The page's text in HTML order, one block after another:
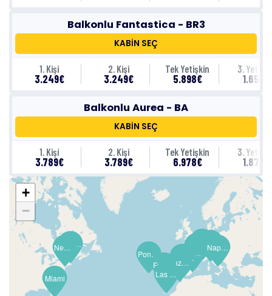
Balkonlu Fantastica - BR3
KABİN SEÇ
1. Kişi
3.249€
2. Kişi
3.249€
Tek Yetişkin
5.898€
3.
1.659€
Balkonlu Aurea - BA
KABİN SEÇ
1. Kişi
3.789€
2. Kişi
3.789€
Tek Yetişkin
6.978€
3.
1.879€
Napoli (Pompeii)
Alicante
Cebelitarık
Kazablanka (Marakeş)
Las Palmas de G.Canaria (Kanarya Adaları)
Ponta Delgada, AzoresPonta Delgada, Azores
BostonBoston
New York
Miami
+
−